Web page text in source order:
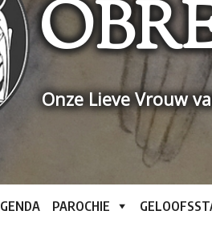
Onze Lieve Vrouw
PAROCHIE